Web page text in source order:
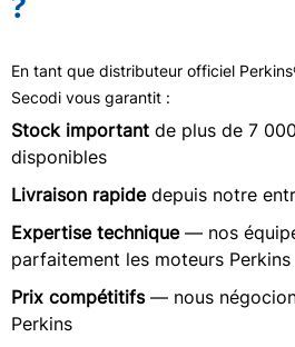
En tant que distributeur officiel
Secodi vous garantit :
Stock important de plus de 7
disponibles
Livraison rapidedepuis notre
Expertise technique— nos
parfaitement les moteurs Perkins
Prix compétitifs— nous
Perkins